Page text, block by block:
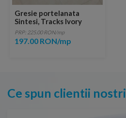
Gresie portelanata
Sintesi, Tracks Ivory
60,4x60,4 cm
PRP: 225.00 RON/mp
197.00 RON/mp
Ce spun clientii nostri